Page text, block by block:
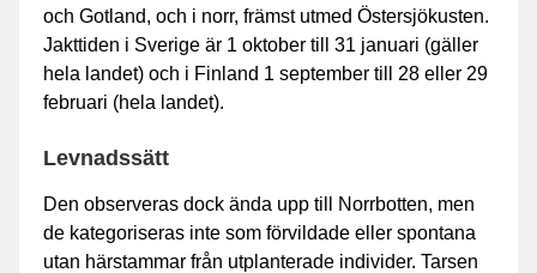
och Gotland, och i norr, främst utmed Östersjökusten.
Jakttiden i Sverige är 1 oktober till 31 januari (gäller
hela landet) och i Finland 1 september till 28 eller 29
februari (hela landet).
Levnadssätt
Den observeras dock ända upp till Norrbotten, men
de kategoriseras inte som förvildade eller spontana
utan härstammar från utplanterade individer. Tarsen